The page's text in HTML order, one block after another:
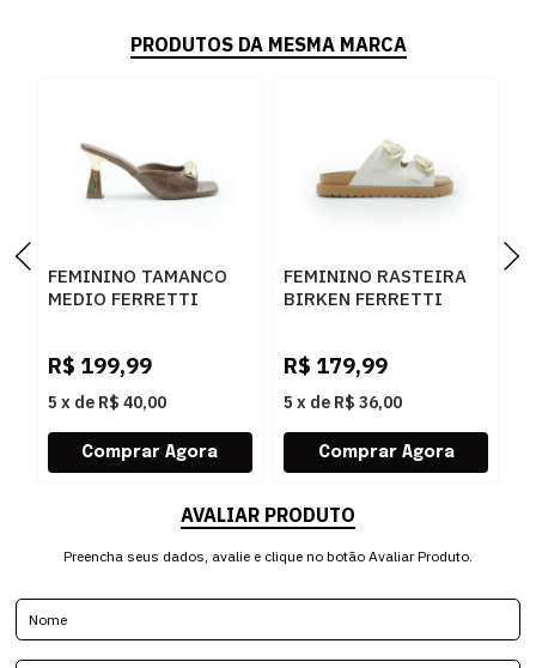
PRODUTOS DA MESMA MARCA
FEMININO TAMANCO
MEDIO FERRETTI
R$ 199,99
5 x de R$ 40,00
FEMININO RASTEIRA
BIRKEN FERRETTI
R$ 179,99
5 x de R$ 36,00
AVALIAR PRODUTO
Preencha seus dados, avalie e clique no botão Avaliar Produto.